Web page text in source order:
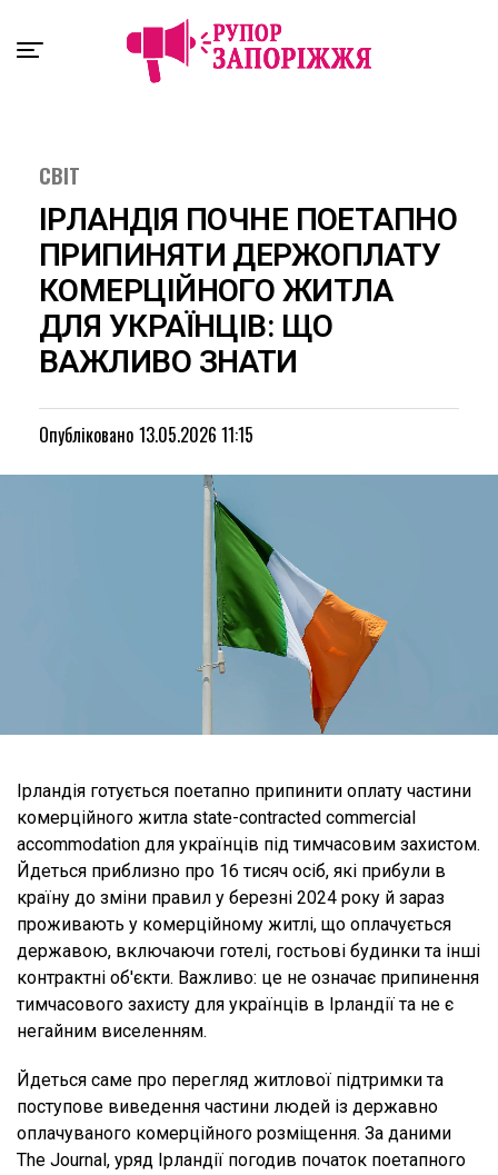
СВІТ
ІРЛАНДІЯ ПОЧНЕ ПОЕТАПНО
ПРИПИНЯТИ ДЕРЖОПЛАТУ
КОМЕРЦІЙНОГО ЖИТЛА
ДЛЯ УКРАЇНЦІВ: ЩО
ВАЖЛИВО ЗНАТИ
Опубліковано 13.05.2026 11:15
Ірландія готується поетапно припинити оплату частини
комерційного житла state-contracted commercial
accommodation для українців під тимчасовим захистом.
Йдеться приблизно про 16 тисяч осіб, які прибули в
країну до зміни правил у березні 2024 року й зараз
проживають у комерційному житлі, що оплачується
державою, включаючи готелі, гостьові будинки та інші
контрактні об'єкти. Важливо: це не означає припинення
тимчасового захисту для українців в Ірландії та не є
негайним виселенням.
Йдеться саме про перегляд житлової підтримки та
поступове виведення частини людей із державно
оплачуваного комерційного розміщення. За даними
The Journal, уряд Ірландії погодив початок поетапного
Exit mobile version